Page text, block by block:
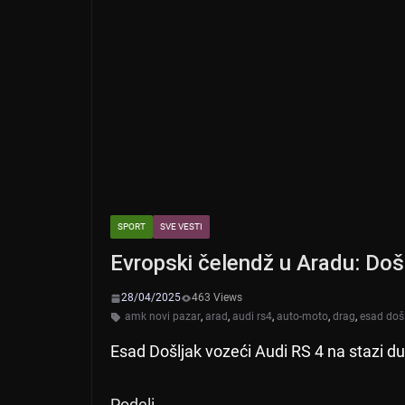
SPORT SVE VESTI
Evropski čelendž u Aradu:
28/04/2025
463 Views
amk novi pazar, arad, audi rs4, auto-moto, drag, esad
Esad Došljak vozeći Audi RS 4 na stazi